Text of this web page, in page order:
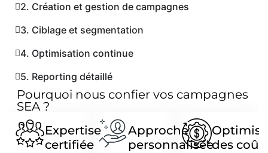
2. Création et gestion de campagnes
3. Ciblage et segmentation
4. Optimisation continue
5. Reporting détaillé
Pourquoi nous confier vos campagnes
SEA ?
Expertise
certifiée
Approche
personnaliséedes